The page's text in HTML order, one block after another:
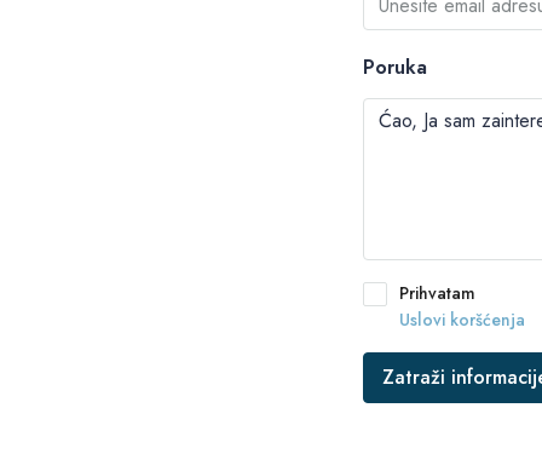
Poruka
Prihvatam
Uslovi koršćenja
Zatraži